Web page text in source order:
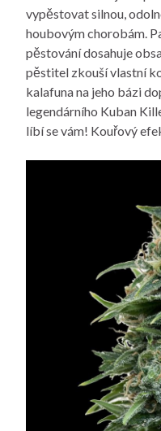
vypěstovat silnou,
houbovým chorobám.
pěstování dosahuje
pěstitel zkouší vlastní
kalafuna na jeho bázi
legendárního Kuban
líbí se vám! Kouřový